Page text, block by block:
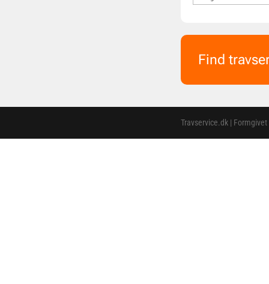
Find
Travservice.dk |